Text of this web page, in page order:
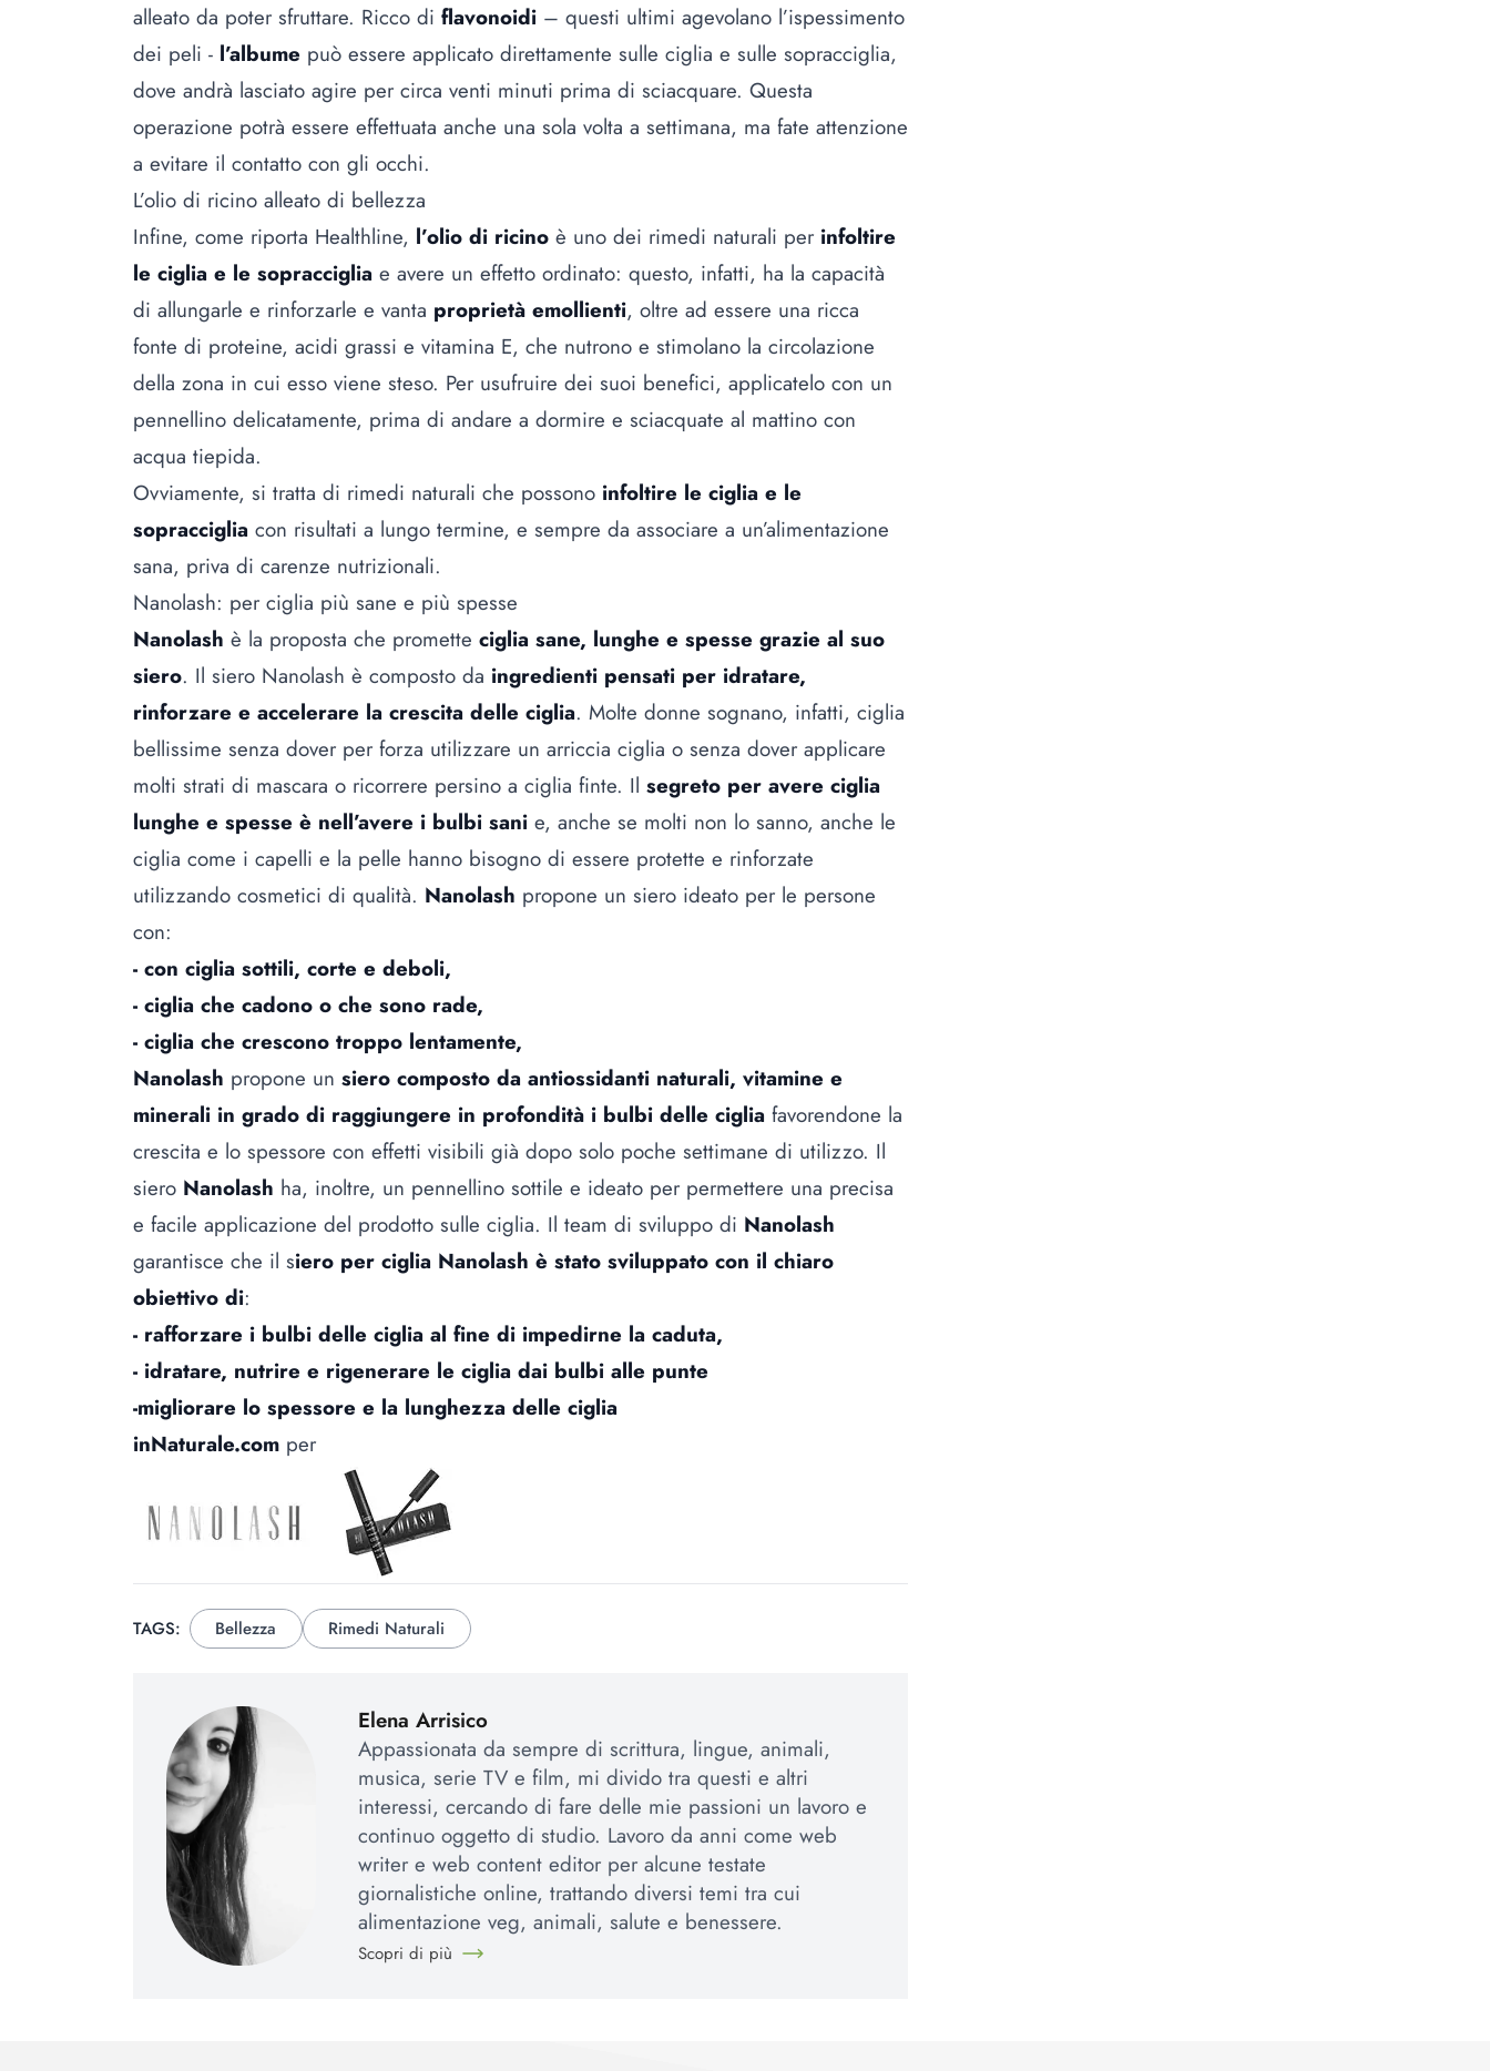
alleato da poter sfruttare. Ricco di flavonoidi – questi ultimi agevolano l’ispessimento
dei peli - l’albume può essere applicato direttamente sulle ciglia e sulle sopracciglia,
dove andrà lasciato agire per circa venti minuti prima di sciacquare. Questa
operazione potrà essere effettuata anche una sola volta a settimana, ma fate attenzione
a evitare il contatto con gli occhi.
L’olio di ricino alleato di bellezza
Infine, come riporta Healthline, l’olio di ricino è uno dei rimedi naturali per infoltire
le ciglia e le sopracciglia e avere un effetto ordinato: questo, infatti, ha la capacità
di allungarle e rinforzarle e vanta proprietà emollienti, oltre ad essere una ricca
fonte di proteine, acidi grassi e vitamina E, che nutrono e stimolano la circolazione
della zona in cui esso viene steso. Per usufruire dei suoi benefici, applicatelo con un
pennellino delicatamente, prima di andare a dormire e sciacquate al mattino con
acqua tiepida.
Ovviamente, si tratta di rimedi naturali che possono infoltire le ciglia e le
sopracciglia con risultati a lungo termine, e sempre da associare a un’alimentazione
sana, priva di carenze nutrizionali.
Nanolash: per ciglia più sane e più spesse
Nanolash è la proposta che promette ciglia sane, lunghe e spesse grazie al suo
siero. Il siero Nanolash è composto da ingredienti pensati per idratare,
rinforzare e accelerare la crescita delle ciglia. Molte donne sognano, infatti, ciglia
bellissime senza dover per forza utilizzare un arriccia ciglia o senza dover applicare
molti strati di mascara o ricorrere persino a ciglia finte. Il segreto per avere ciglia
lunghe e spesse è nell’avere i bulbi sani e, anche se molti non lo sanno, anche le
ciglia come i capelli e la pelle hanno bisogno di essere protette e rinforzate
utilizzando cosmetici di qualità. Nanolash propone un siero ideato per le persone
con:
- con ciglia sottili, corte e deboli,
- ciglia che cadono o che sono rade,
- ciglia che crescono troppo lentamente,
Nanolash propone un siero composto da antiossidanti naturali, vitamine e
minerali in grado di raggiungere in profondità i bulbi delle ciglia favorendone la
crescita e lo spessore con effetti visibili già dopo solo poche settimane di utilizzo. Il
siero Nanolash ha, inoltre, un pennellino sottile e ideato per permettere una precisa
e facile applicazione del prodotto sulle ciglia. Il team di sviluppo di Nanolash
garantisce che il siero per ciglia Nanolash è stato sviluppato con il chiaro
obiettivo di:
- rafforzare i bulbi delle ciglia al fine di impedirne la caduta,
- idratare, nutrire e rigenerare le ciglia dai bulbi alle punte
-migliorare lo spessore e la lunghezza delle ciglia
inNaturale.com per
TAGS: Bellezza Rimedi Naturali
Elena Arrisico
Appassionata da sempre di scrittura, lingue, animali,
musica, serie TV e film, mi divido tra questi e altri
interessi, cercando di fare delle mie passioni un lavoro e
continuo oggetto di studio. Lavoro da anni come web
writer e web content editor per alcune testate
giornalistiche online, trattando diversi temi tra cui
alimentazione veg, animali, salute e benessere.
Scopri di più